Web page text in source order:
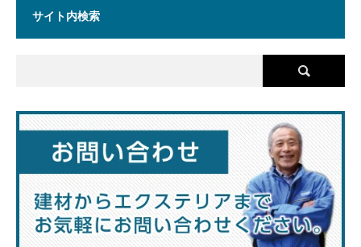
サイト内検索